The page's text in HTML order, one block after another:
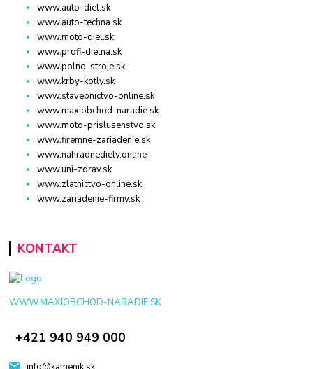
www.auto-diel.sk
www.auto-techna.sk
www.moto-diel.sk
www.profi-dielna.sk
www.polno-stroje.sk
www.krby-kotly.sk
www.stavebnictvo-online.sk
www.maxiobchod-naradie.sk
www.moto-prislusenstvo.sk
www.firemne-zariadenie.sk
www.nahradnediely.online
www.uni-zdrav.sk
www.zlatnictvo-online.sk
www.zariadenie-firmy.sk
KONTAKT
WWW.MAXIOBCHOD-NARADIE.SK
+421 940 949 000